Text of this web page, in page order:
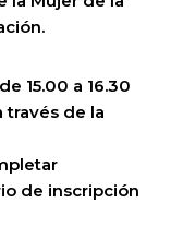
15.00 a 16.30
través de la
de inscripción